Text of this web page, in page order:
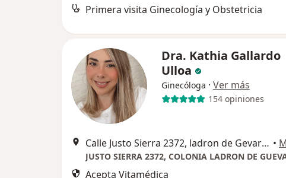
Primera visita Ginecología y Obstetricia
Dra. Kathia Gallardo
Ulloa
Ginecóloga · Ver más
154 opiniones
Calle Justo Sierra 2372, ladron de Gevara, Guadalajara, Jalisco, Zapopan •
Acepta Vitamédica